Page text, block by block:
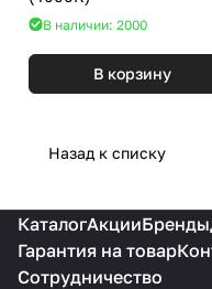
В наличии: 2000
В корзину
Назад к списку
КаталогАкцииБренды
Гарантия на товар
Сотрудничество